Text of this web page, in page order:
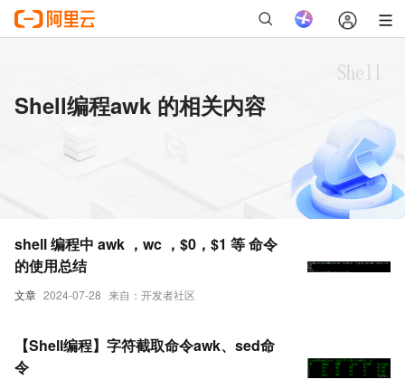
Shell编程awk 的相关内容
文章 2024-07-28 来自：开发者社区
shell 编程中 awk ，wc ，$0，$1 等 命令
的使用总结
【Shell编程】字符截取命令awk、sed命
令